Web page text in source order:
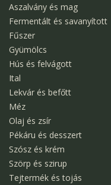
Aszalvány és mag
Fermentált és savanyított
Fűszer
Gyümölcs
Hús és felvágott
Ital
Lekvár és befőtt
Méz
Olaj és zsír
Pékáru és desszert
Szósz és krém
Szörp és szirup
Tejtermék és tojás